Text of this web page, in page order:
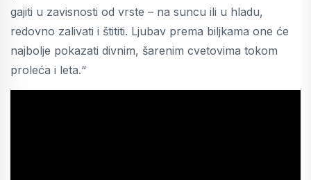
gajiti u zavisnosti od vrste – na suncu ili u hladu,
redovno zalivati i štititi. Ljubav prema biljkama one će
najbolje pokazati divnim, šarenim cvetovima tokom
proleća i leta.“